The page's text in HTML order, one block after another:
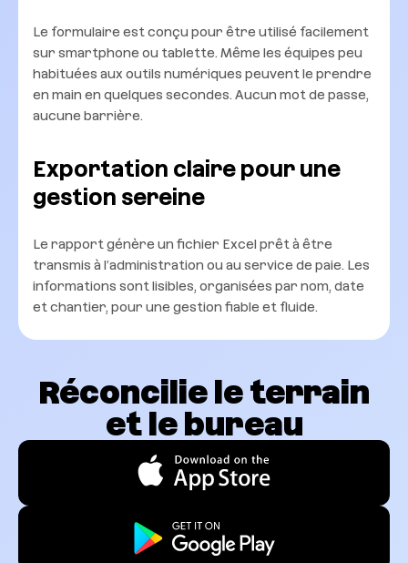
Le formulaire est conçu pour être utilisé facilement
sur smartphone ou tablette. Même les équipes peu
habituées aux outils numériques peuvent le prendre
en main en quelques secondes. Aucun mot de passe,
aucune barrière.
Exportation claire pour une
gestion sereine
Le rapport génère un fichier Excel prêt à être
transmis à l’administration ou au service de paie. Les
informations sont lisibles, organisées par nom, date
et chantier, pour une gestion fiable et fluide.
Réconcilie le terrain
et le bureau